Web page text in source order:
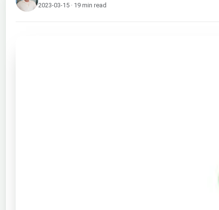
2023-03-15 · 19 min read